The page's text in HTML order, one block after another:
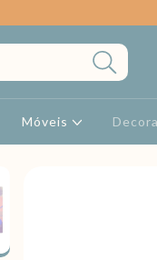
Móveis